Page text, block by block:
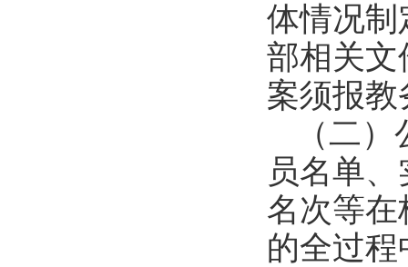
体情况制
部相关文
案须报
（二
员名单
名次等
的全过